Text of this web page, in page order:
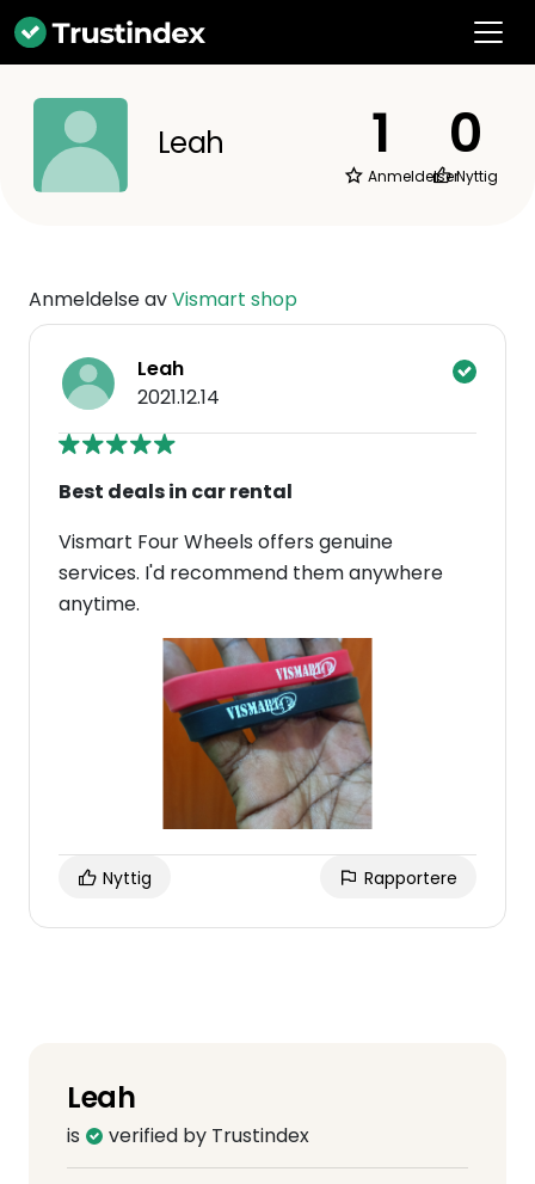
Leah 1
Anmeldelser
0
Nyttig
Anmeldelse avVismart shop
Leah
2021.12.14
Best deals in car rental
Vismart Four Wheels offers genuine
services. I'd recommend them anywhere
anytime.
Nyttig Rapportere
Leah
is verified by Trustindex